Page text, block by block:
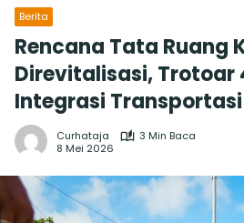
Berita
Rencana Tata Ruang
Direvitalisasi, Trotoar
Integrasi
Curhataja
3 Min Baca
8 Mei 2026